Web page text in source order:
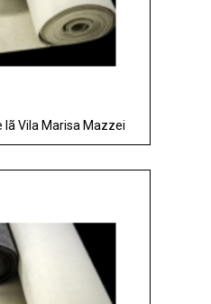
Vila Marisa Mazzei